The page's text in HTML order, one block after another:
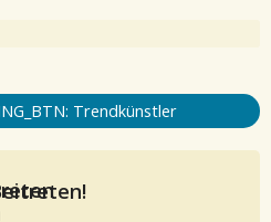
Trendkünstler